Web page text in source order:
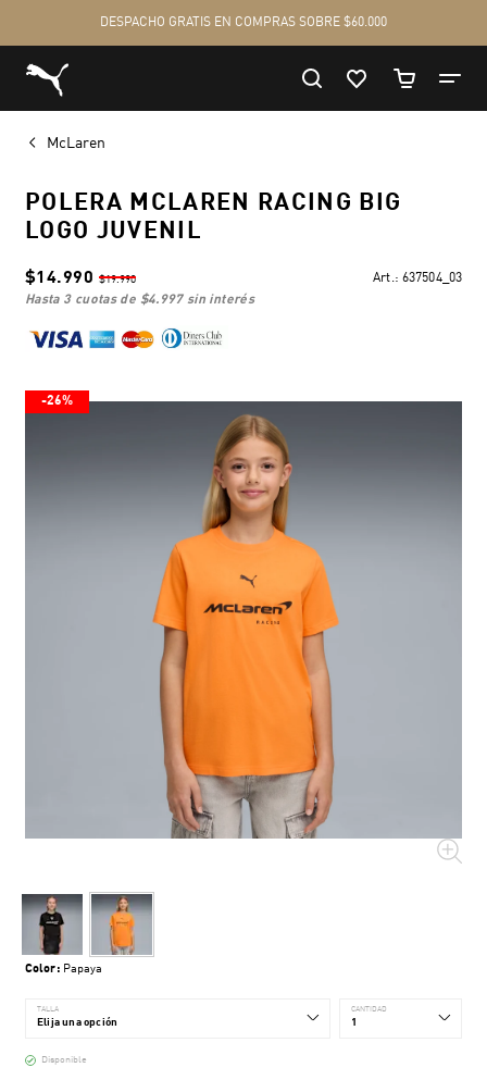
McLaren
POLERA MCLAREN RACING BIG
LOGO JUVENIL
$14.990 $19.990 Art.: 637504_03
hasta 3 cuotas de $4.997sin interés
-26%
Color: Papaya
TALLA CANTIDAD
Disponible